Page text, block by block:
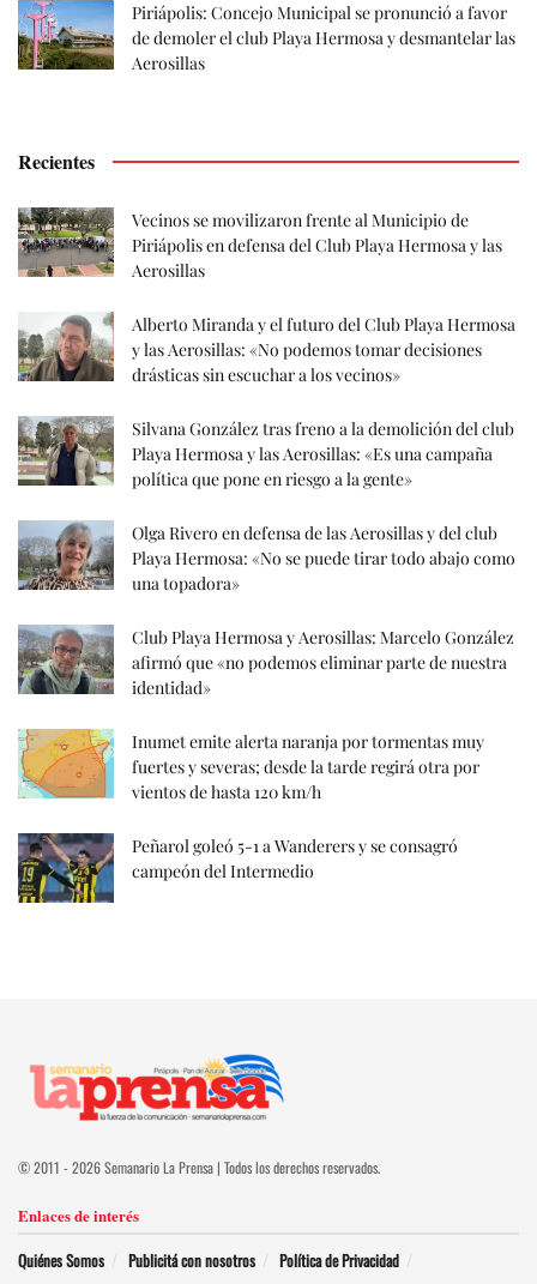
Piriápolis: Concejo Municipal se pronunció a favor
de demoler el club Playa Hermosa y desmantelar las
Aerosillas
Recientes
Vecinos se movilizaron frente al Municipio de
Piriápolis en defensa del Club Playa Hermosa y las
Aerosillas
Alberto Miranda y el futuro del Club Playa Hermosa
y las Aerosillas: «No podemos tomar decisiones
drásticas sin escuchar a los vecinos»
Silvana González tras freno a la demolición del club
Playa Hermosa y las Aerosillas: «Es una campaña
política que pone en riesgo a la gente»
Olga Rivero en defensa de las Aerosillas y del club
Playa Hermosa: «No se puede tirar todo abajo como
una topadora»
Club Playa Hermosa y Aerosillas: Marcelo González
afirmó que «no podemos eliminar parte de nuestra
identidad»
Inumet emite alerta naranja por tormentas muy
fuertes y severas; desde la tarde regirá otra por
vientos de hasta 120 km/h
Peñarol goleó 5-1 a Wanderers y se consagró
campeón del Intermedio
© 2011 - 2026 Semanario La Prensa | Todos los derechos reservados.
Enlaces de interés
Quiénes Somos Publicitá con nosotros Política de Privacidad